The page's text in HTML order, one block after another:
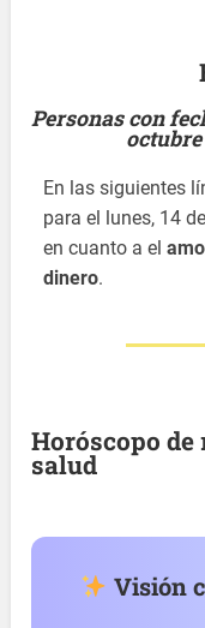
Personas con
En las siguientes
para el lunes, 14
en cuanto a el
dinero.
Horóscopo de
salud
Visión